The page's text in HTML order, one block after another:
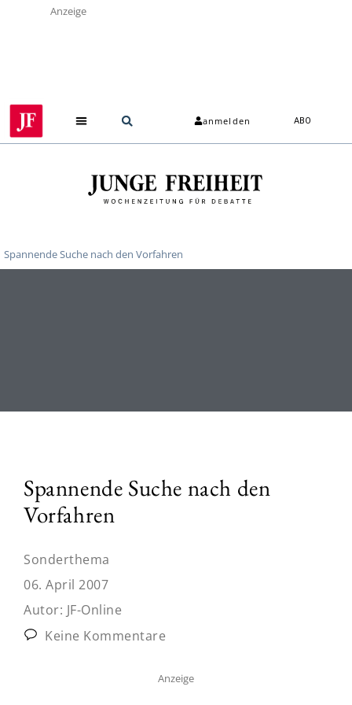
Anzeige
anmelden ABO
Spannende Suche nach den Vorfahren
Spannende Suche nach den
Vorfahren
Sonderthema
06. April 2007
Autor: JF-Online
Keine Kommentare
Anzeige